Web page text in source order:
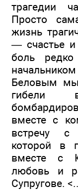
трагедии
Просто
жизнь
— счастье и
боль
Беловым мы
гибели
вместе с
встречу с
которой в
вместе с
любовь и
Супругове.